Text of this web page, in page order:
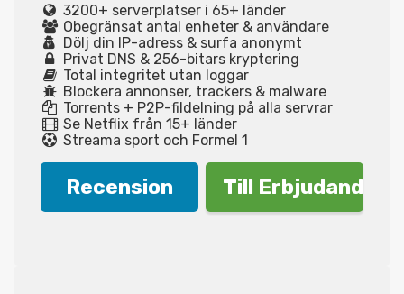
3200+ serverplatser i 65+ länder
Obegränsat antal enheter & användare
Dölj din IP-adress & surfa anonymt
Privat DNS & 256-bitars kryptering
Total integritet utan loggar
Blockera annonser, trackers & malware
Torrents + P2P-fildelning på alla servrar
Se Netflix från 15+ länder
Streama sport och Formel 1
Recension Till Erbjudande!